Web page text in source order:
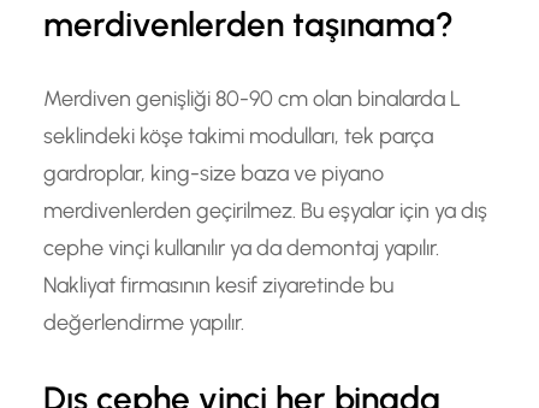
merdivenlerden taşınama?
Merdiven genişliği 80-90 cm olan binalarda L
seklindeki köşe takimi modulları, tek parça
gardroplar, king-size baza ve piyano
merdivenlerden geçirilmez. Bu eşyalar için ya dış
cephe vinçi kullanılır ya da demontaj yapılır.
Nakliyat firmasının kesif ziyaretinde bu
değerlendirme yapılır.
Dış cephe vinçi her binada